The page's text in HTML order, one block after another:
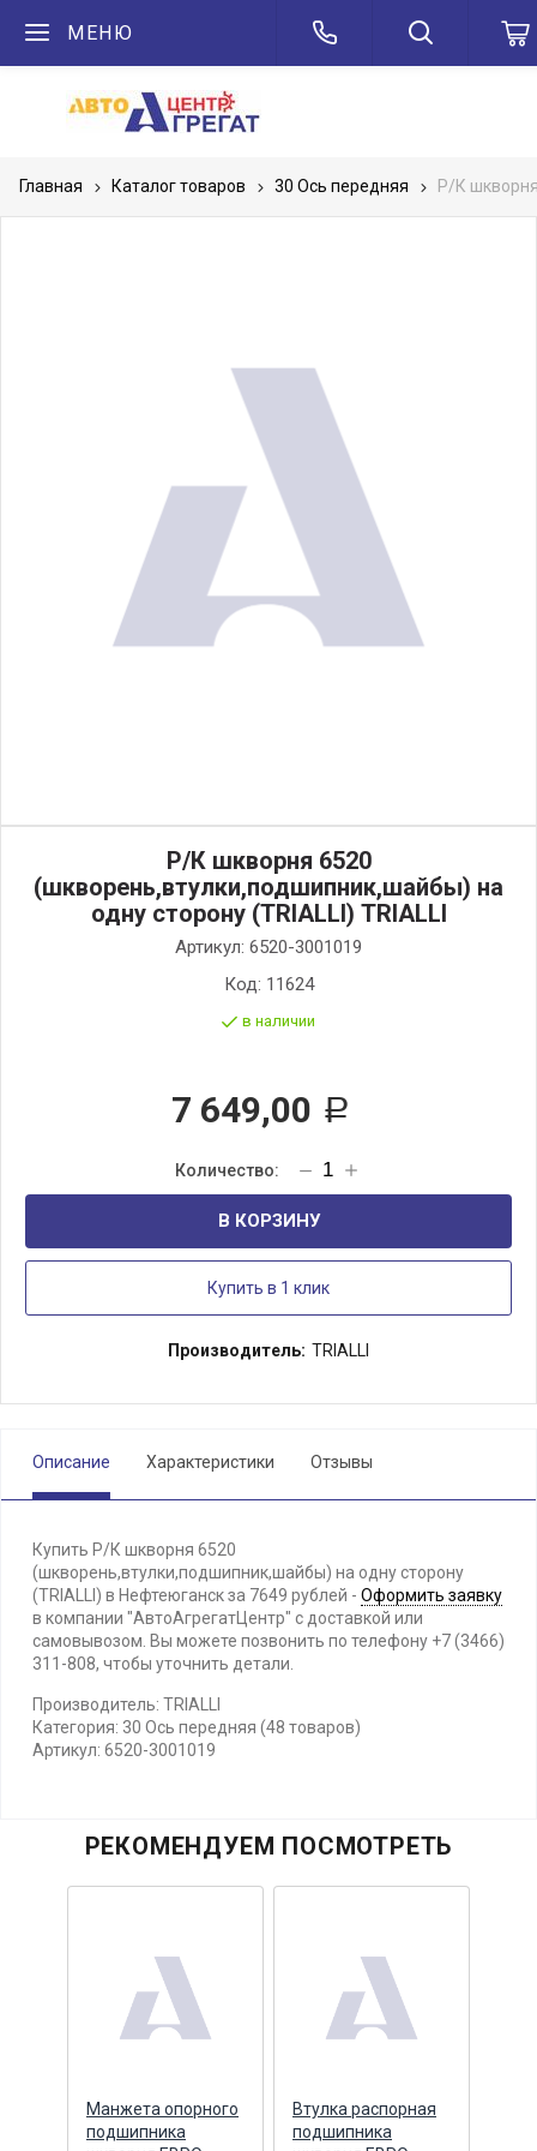
МЕНЮ
Главная Каталог товаров 30 Ось передняя Р/К
Р/К шкворня 6520
(шкворень,втулки,подшипник,шайбы) на
одну сторону (TRIALLI) TRIALLI
Артикул: 6520-3001019
Код: 11624
в наличии
7 649,00 Р
В КОРЗИНУ
Купить в 1 клик
Производитель: TRIALLI
Описание Характеристики Отзывы
Купить Р/К шкворня 6520
(шкворень,втулки,подшипник,шайбы) на одну сторону
(TRIALLI) в Нефтеюганск за 7649 рублей - Оформить заявку
в компании "АвтоАгрегатЦентр" с доставкой или
самовывозом. Вы можете позвонить по телефону +7 (3466)
311-808, чтобы уточнить детали.
Производитель: TRIALLI
Категория: 30 Ось передняя (48 товаров)
Артикул: 6520-3001019
РЕКОМЕНДУЕМ ПОСМОТРЕТЬ
Манжета опорного
подшипника
Втулка распорная
подшипника